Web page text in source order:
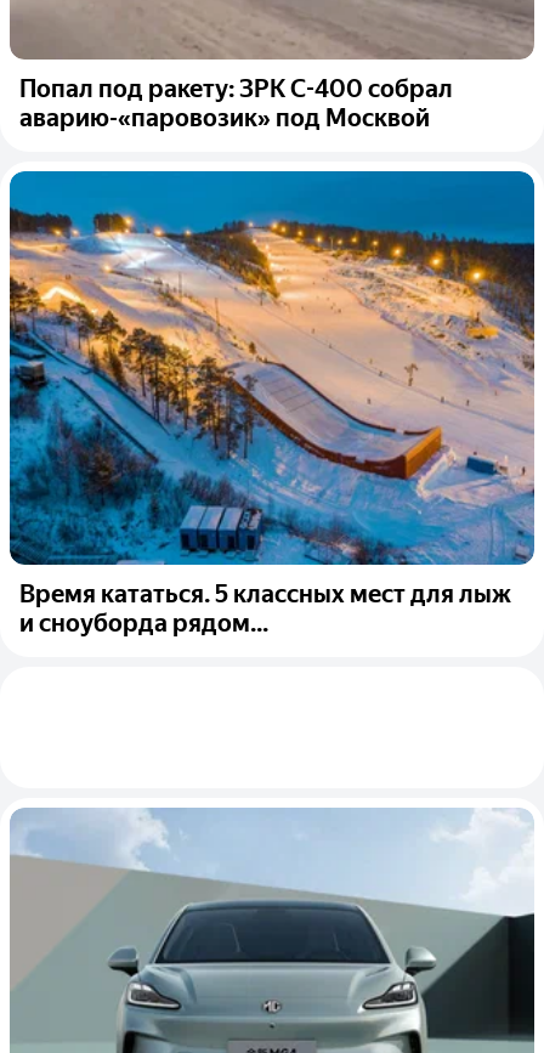
Попал под ракету: ЗРК С-400 собрал
аварию-«паровозик» под Москвой
Время кататься. 5 классных мест для лыж
и сноуборда рядом...